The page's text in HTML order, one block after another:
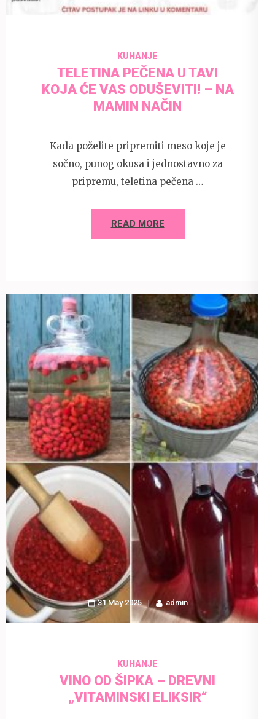
KUHANJE
TELETINA PEČENA U TAVI
KOJA ĆE VAS ODUŠEVITI! – NA
MAMIN NAČIN
Kada poželite pripremiti meso koje je
sočno, punog okusa i jednostavno za
pripremu, teletina pečena …
READ MORE
31 May 2025 admin
KUHANJE
VINO OD ŠIPKA – DREVNI
„VITAMINSKI ELIKSIR“